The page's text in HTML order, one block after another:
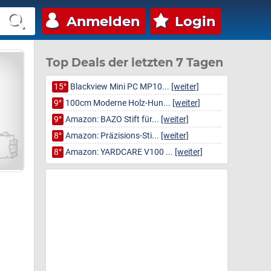
Anmelden Login
Top Deals der letzten 7 Tagen
15° Blackview Mini PC MP10... [weiter]
9° 100cm Moderne Holz-Hun... [weiter]
9° Amazon: BAZO Stift für... [weiter]
8° Amazon: Präzisions-Sti... [weiter]
8° Amazon: YARDCARE V100 ... [weiter]